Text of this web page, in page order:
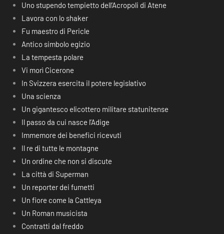
Uno stupendo tempietto dell’Acropoli di Atene
Lavora con lo shaker
Fu maestro di Pericle
Antico simbolo egizio
La tempesta polare
Vi morì Cicerone
In Svizzera esercita il potere legislativo
Una scienza
Un gigantesco elicottero militare statunitense
Il passo da cui nasce l’Adige
Immemore dei benefici ricevuti
Il re di tutte le montagne
Un ordine che non si discute
La città di Superman
Un reporter dei fumetti
Un fiore come la Cattleya
Un Roman musicista
Contratti dal freddo